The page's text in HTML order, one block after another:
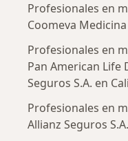
Profesionales en
Coomeva
Profesionales en
Pan American Life
Seguros S.A. en Cali
Profesionales en
Allianz Seguros